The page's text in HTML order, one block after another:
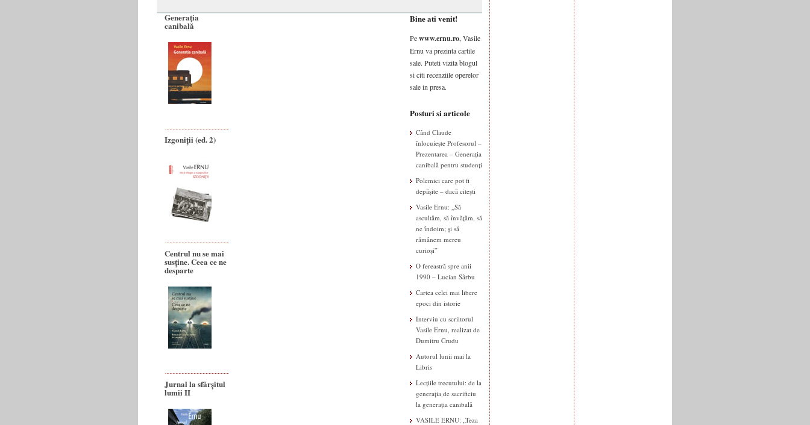
Generaţia
canibală
Izgoniții (ed. 2)
Centrul nu se mai
susține. Ceea ce ne
desparte
Jurnal la sfârșitul
lumii II
Bine ati venit!
Pewww.ernu.ro, Vasile
Ernu va prezinta cartile
sale. Puteti vizita blogul
si citi recenziile operelor
sale in presa.
Posturi si articole
Când Claude
înlocuiește Profesorul –
Prezentarea – Generația
canibală pentru studenți
Polemici care pot fi
depășite – dacă citești
Vasile Ernu: „Să
ascultăm, să învățăm, să
ne îndoim; și să
rămânem mereu
curioși”
O fereastră spre anii
1990 – Lucian Sârbu
Cartea celei mai libere
epoci din istorie
Interviu cu scriitorul
Vasile Ernu, realizat de
Dumitru Crudu
Autorul lunii mai la
Libris
Lecțiile trecutului: de la
generația de sacrificiu
la generația canibală
VASILE ERNU: „Teza